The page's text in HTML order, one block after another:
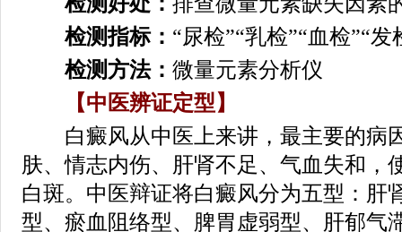
检测指标： “尿检”“乳检”“血检”“发
检测方法： 微量元素分析仪
【中医辨证定型】
白癜风从中医上来讲，最主要的病
肤、情志内伤、肝肾不足、气血失和，
白斑。中医辩证将白癜风分为五型：肝
型、瘀血阻络型、脾胃虚弱型、肝郁气